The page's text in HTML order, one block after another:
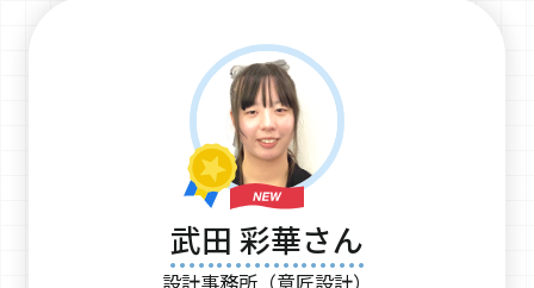
武田 彩華さん
設計事務所（意匠設計）